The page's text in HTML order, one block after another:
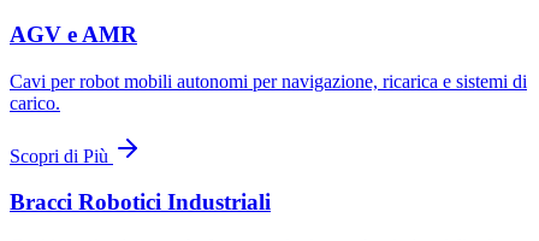
AGV e AMR
Cavi per robot mobili autonomi per navigazione, ricarica e sistemi di
carico.
Scopri di Più
Bracci Robotici Industriali